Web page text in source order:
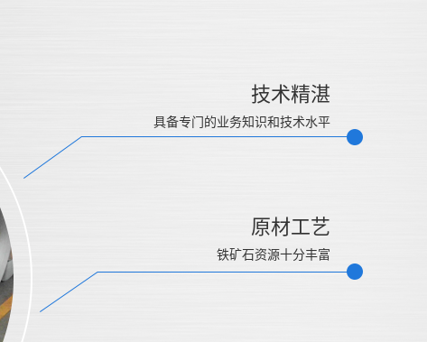
技术精湛
具备专门的业务知识和技术水平
原材工艺
铁矿石资源十分丰富